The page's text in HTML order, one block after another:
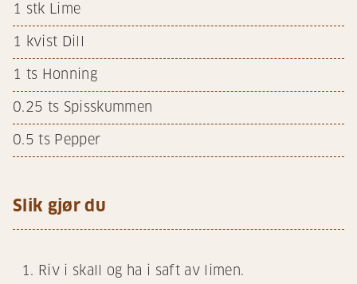
1 stk Lime
1 kvist Dill
1 ts Honning
0.25 ts Spisskummen
0.5 ts Pepper
Slik gjør du
Riv i skall og ha i saft av limen.